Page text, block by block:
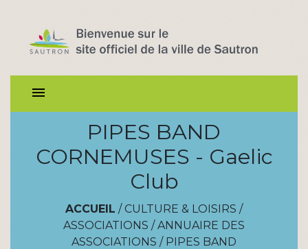
menu
PIPES BAND
CORNEMUSES - Gaelic
Club
ACCUEIL / CULTURE & LOISIRS /
ASSOCIATIONS /ANNUAIRE DES
ASSOCIATIONS / PIPES BAND